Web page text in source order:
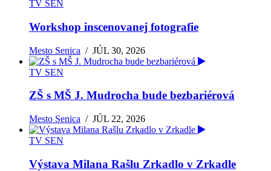
TV SEN
Workshop inscenovanej fotografie
Mesto Senica /JÚL 30, 2026
TV SEN
ZŠ s MŠ J. Mudrocha bude bezbariérová
Mesto Senica /JÚL 22, 2026
TV SEN
Výstava Milana Rašlu Zrkadlo v Zrkadle